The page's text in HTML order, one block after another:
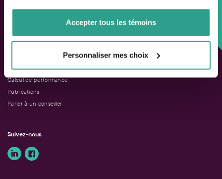
de votre utilisation de leurs services.
Accepter tous les témoins
Personnaliser mes choix
Approche personnalisée,
Solutions adaptées.
Outils de rendement
Calcul de performance
Publications
Parler à un conseiller
Suivez-nous